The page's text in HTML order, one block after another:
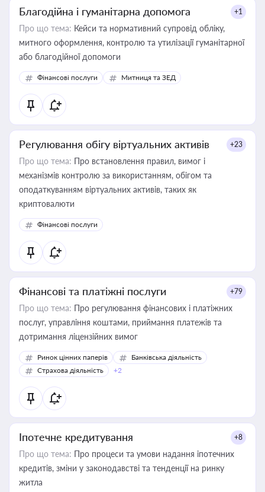
Благодійна і гуманітарна допомога +1
Про що тема: Кейси та нормативний супровід обліку,
митного оформлення, контролю та утилізації гуманітарної
або благодійної допомоги
Фінансові послуги Митниця та ЗЕД
Регулювання обігу віртуальних активів +23
Про що тема: Про встановлення правил, вимог і
механізмів контролю за використанням, обігом та
оподаткуванням віртуальних активів, таких як
криптовалюти
Фінансові послуги
Фінансові та платіжні послуги +79
Про що тема: Про регулювання фінансових і платіжних
послуг, управління коштами, приймання платежів та
дотримання ліцензійних вимог
Ринок цінних паперів
Банківська діяльність
Страхова діяльність
+2
Іпотечне кредитування +8
Про що тема: Про процеси та умови надання іпотечних
кредитів, зміни у законодавстві та тенденції на ринку
житла